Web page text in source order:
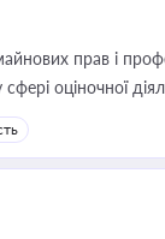
прав і
оціночної
юриста або
статусу